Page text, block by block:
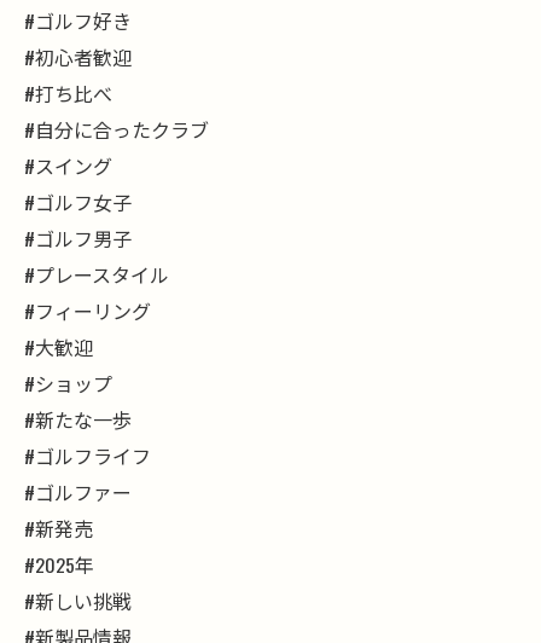
#ゴルフ好き
#初心者歓迎
#打ち比べ
#自分に合ったクラブ
#スイング
#ゴルフ女子
#ゴルフ男子
#プレースタイル
#フィーリング
#大歓迎
#ショップ
#新たな一歩
#ゴルフライフ
#ゴルファー
#新発売
#2025年
#新しい挑戦
#新製品情報